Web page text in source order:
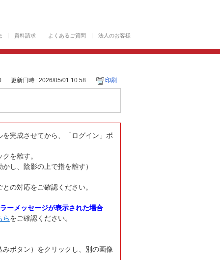
資料請求 よくあるご質問 法人のお客様
更新日時 : 2026/05/01 10:58 印刷
完成させてから、「ログイン」ボ
を離す。
し、陰影の上で指を離す）
の対応をご確認ください。
ーメッセージが表示された場合
らをご確認ください。
ボタン）をクリックし、別の画像